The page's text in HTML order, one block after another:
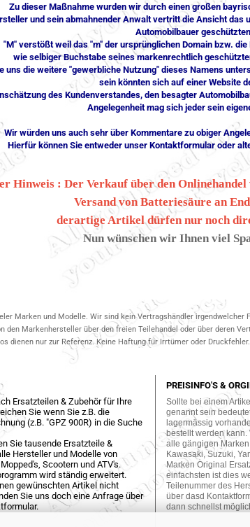
Zu dieser Maßnahme wurden wir durch einen großen
und sein abmahnender Anwalt vertritt die Ansicht
Automobilbauer
"M" verstößt weil das "m" der ursprünglichen Domain bzw.
wie selbiger Buchstabe seines markenrechtlich
uns die weitere "gewerbliche Nutzung" dieses Namens
sein könnten sich auf einer Website
des Kundenverstandes, den besagter
Angelegenheit mag sich jeder sein
Wir würden uns auch sehr über Kommentare zu obiger
Hierfür können Sie entweder unser Kontaktformular oder
Hinweis : Der Verkauf über den
Versand von Batteriesäure an
derartige Artikel dürfen nur noch
Nun wünschen wir Ihnen viel
Marken und Modelle. Wir sind kein Vertragshändler
Markenhersteller über den freien Teilehandel oder über deren
dienen nur zur Referenz. Keine Haftung für Irrtümer oder
Ersatzteilen & Zubehör für Ihre
Sie wenn Sie z.B. die
(z.B. "GPZ 900R) in die Suche
Sie tausende Ersatzteile &
Hersteller und Modelle von
Scootern und ATV's.
wird ständig erweitert.
gewünschten Artikel nicht
Sie uns doch eine Anfrage über
PREISINFO'S &
Sollte bei einem
genannt sein
lagermässig
bestellt werden
alle gängigen
Kawasaki, Suzuki,
Marken Original
einfachsten ist dies
Teilenummer des
über dasd
dann schnellst